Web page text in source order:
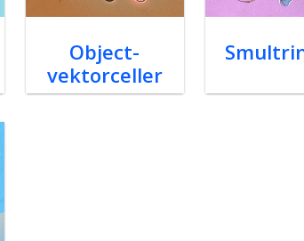
Object-
vektorceller